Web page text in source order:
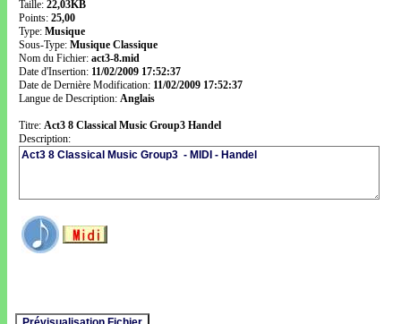
Taille: 22,03KB
Points: 25,00
Type: Musique
Sous-Type: Musique Classique
Nom du Fichier: act3-8.mid
Date d'Insertion: 11/02/2009 17:52:37
Date de Dernière Modification: 11/02/2009 17:52:37
Langue de Description: Anglais
Titre: Act3 8 Classical Music Group3 Handel
Description: